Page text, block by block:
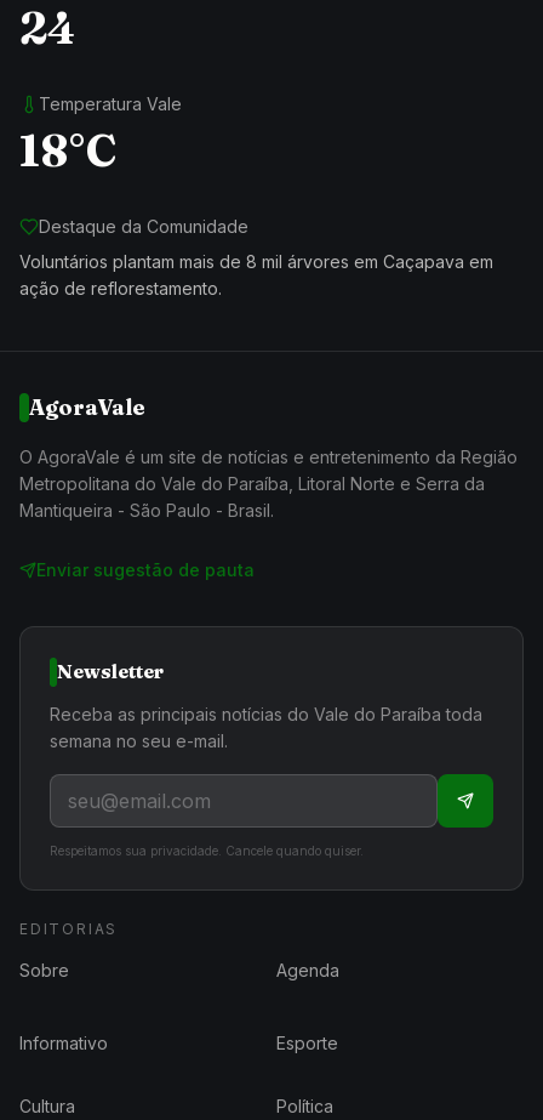
24
Temperatura Vale
18°C
Destaque da Comunidade
Voluntários plantam mais de 8 mil árvores em Caçapava em
ação de reflorestamento.
AgoraVale
O AgoraVale é um site de notícias e entretenimento da Região
Metropolitana do Vale do Paraíba, Litoral Norte e Serra da
Mantiqueira - São Paulo - Brasil.
Enviar sugestão de pauta
Newsletter
Receba as principais notícias do Vale do Paraíba toda
semana no seu e-mail.
Respeitamos sua privacidade. Cancele quando quiser.
EDITORIAS
Sobre Agenda
Informativo Esporte
Cultura Política